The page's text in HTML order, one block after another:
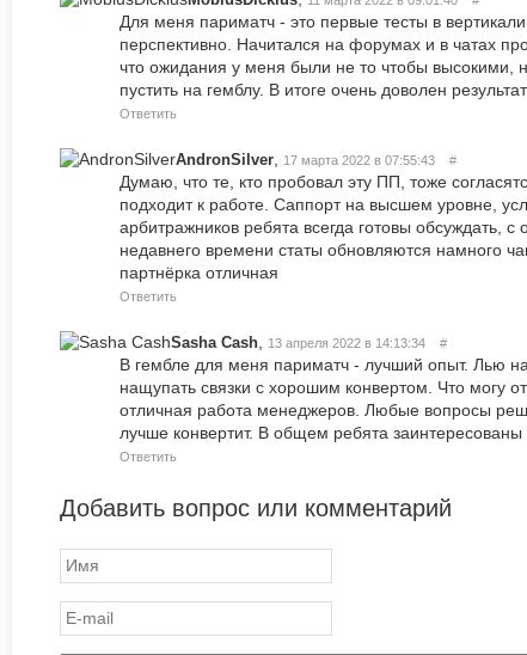
Для меня париматч - это первые тесты в
перспективно. Начитался на форумах и в чатах
что ожидания у меня были не то чтобы высокими,
пустить на гемблу. В итоге очень доволен
Ответить
AndronSilver 17 марта 2022 в 07:55:43 #
Думаю, что те, кто пробовал эту ПП, тоже
подходит к работе. Саппорт на высшем уровне,
арбитражников ребята всегда готовы обсуждать,
недавнего времени статы обновляются намного
партнёрка отличная
Ответить
Sasha Cash 13 апреля 2022 в 14:13:34 #
В гембле для меня париматч - лучший опыт. Лью
нащупать связки с хорошим конвертом. Что могу
отличная работа менеджеров. Любые вопросы
лучше конвертит. В общем ребята заинтересованы
Ответить
Добавить вопрос или комментарий